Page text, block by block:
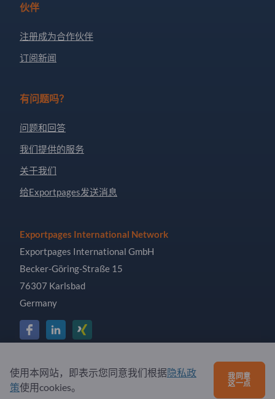
伙伴
注册成为合作伙伴
订阅新闻
有问题吗？
问题和回答
我们提供的服务
关于我们
给Exportpages发送消息
Exportpages International Network
Exportpages International GmbH
Becker-Göring-Straße 15
76307 Karlsbad
Germany
Copyright © 2026 Exportpages International GmbH. All
Rights Reserved.
使用本网站，即表示您同意我们根据隐私政
策使用cookies。
我同意
这一点